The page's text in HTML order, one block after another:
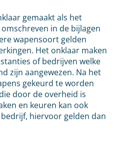
gemaakt als het
in de bijlagen
wapensoort gelden
Het onklaar maken
of bedrijven welke
zijn aangewezen. Na het
gekeurd te worden
door de overheid is
en keuren kan ook
hiervoor gelden dan